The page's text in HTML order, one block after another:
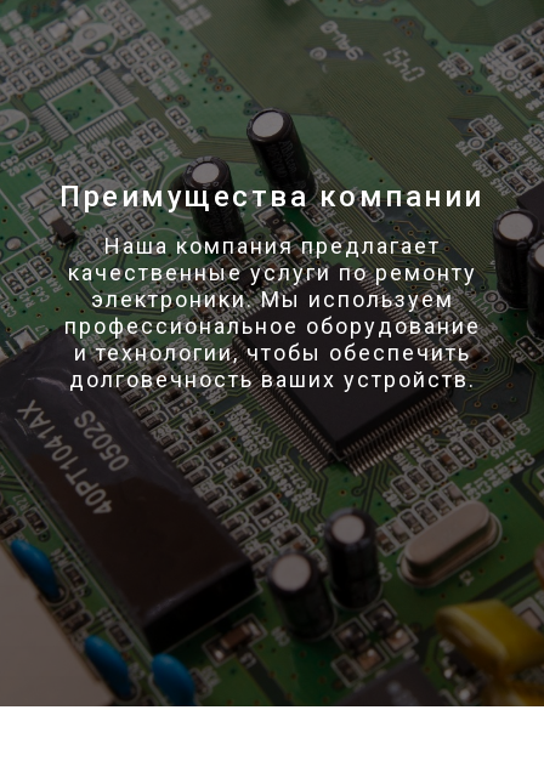
Преимущества компании
Наша компания предлагает
качественные услуги по ремонту
электроники. Мы используем
профессиональное оборудование
и технологии, чтобы обеспечить
долговечность ваших устройств.